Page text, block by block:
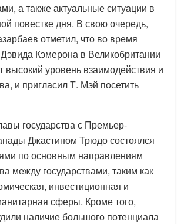
а также актуальные ситуации в
повестке дня. В свою очередь,
отметил, что во время
Кэмерона в Великобритании
высокий уровень взаимодействия и
и пригласил Т. Мэй посетить
государства с Премьер-
Джастином Трюдо состоялся
по основным направлениям
между государствами, таким как
инвестиционная и
сферы. Кроме того,
наличие большого потенциала